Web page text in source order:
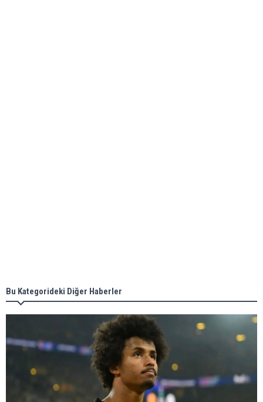
pençesinde 2 salgın vaka tespit edildi
Bu Kategorideki Diğer Haberler